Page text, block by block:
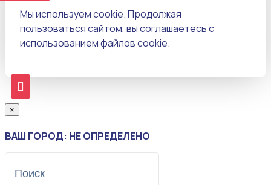
Мы используем cookie. Продолжая
пользоваться сайтом, вы соглашаетесь с
использованием файлов cookie.
×
ВАШ ГОРОД: НЕ ОПРЕДЕЛЕНО